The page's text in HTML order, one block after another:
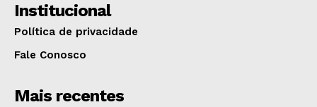
Institucional
Política de privacidade
Fale Conosco
Mais recentes